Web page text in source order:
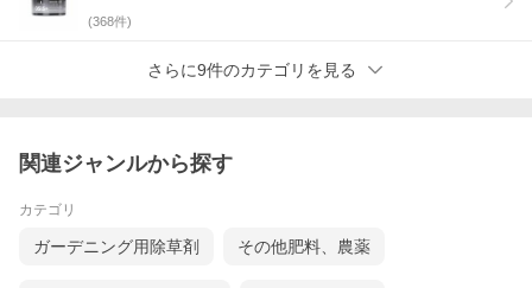
(368件)
さらに9件のカテゴリを見る
関連ジャンルから探す
カテゴリ
ガーデニング用除草剤 その他肥料、農薬